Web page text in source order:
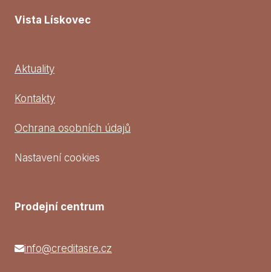
Vista Lískovec
Aktuality
Kontakty
Ochrana osobních údajů
Nastavení cookies
Prodejní centrum
info@creditasre.cz